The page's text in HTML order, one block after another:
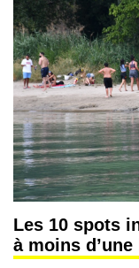
Les 10 spots
à moins